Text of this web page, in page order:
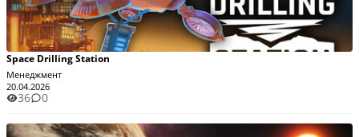
Space Drilling Station
Менеджмент
20.04.2026
36 0